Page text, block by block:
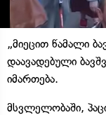
„მიეცით წამალი
დაავადებული
იმართება.
მსვლელობაში,